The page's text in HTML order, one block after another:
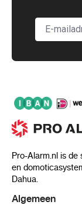
Pro-Alarm.nl is
en
Dahua.
Algemeen